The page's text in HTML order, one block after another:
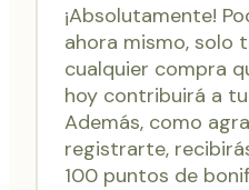
¡Absolutamente!
ahora mismo, solo
cualquier compra
hoy contribuirá a
Además, como
registrarte,
100 puntos de